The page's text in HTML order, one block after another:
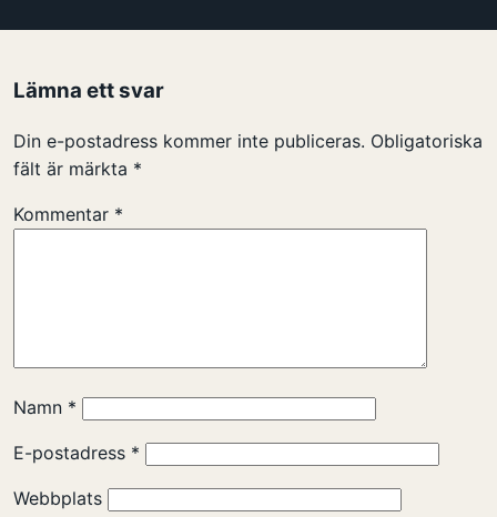
Lämna ett svar
Din e-postadress kommer inte publiceras. Obligatoriska
fält är märkta *
Kommentar *
Namn *
E-postadress *
Webbplats